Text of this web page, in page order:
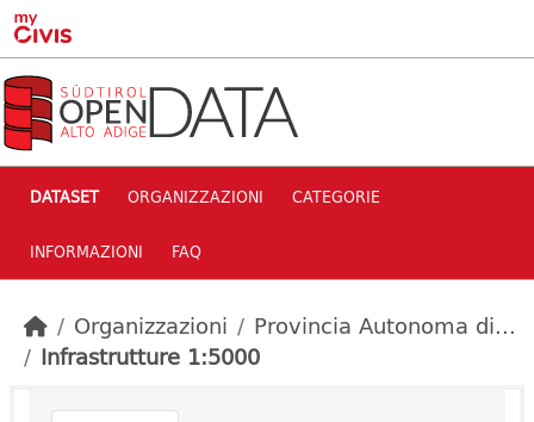
Skip to main content
DATASET ORGANIZZAZIONI CATEGORIE
INFORMAZIONI FAQ
Organizzazioni
Provincia Autonoma di...
Infrastrutture 1:5000